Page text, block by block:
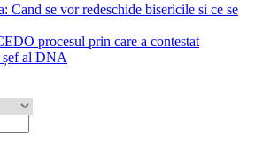
Cand se vor redeschide bisericile si ce se
procesul prin care a contestat
șef al DNA